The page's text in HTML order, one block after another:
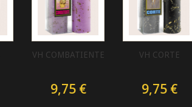
VH COMBATIENTE
9,75 €
VH CORTE
9,75 €